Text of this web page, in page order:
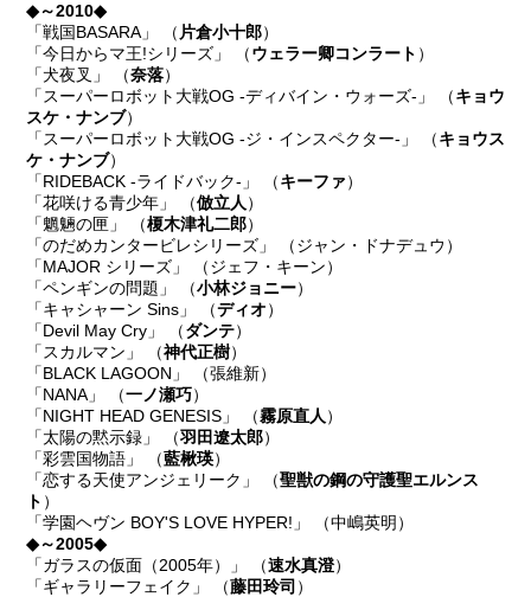
◆～2010◆
「戦国BASARA」 （ 片倉小十郎）
「今日からマ王!シリーズ」 （ウェラー卿コンラート ）
「犬夜叉」 （奈落）
「スーパーロボット大戦OG -ディバイン・ウォーズ-」 （キョウ
スケ・ナンブ）
「スーパーロボット大戦OG -ジ・インスペクター-」 （キョウス
ケ・ナンブ）
「RIDEBACK -ライドバック-」 （キーファ）
「花咲ける青少年」 （倣立人 ）
「魍魎の匣」 （榎木津礼二郎）
「のだめカンタービレシリーズ」 （ジャン・ドナデュウ）
「MAJOR シリーズ」 （ジェフ・キーン）
「ペンギンの問題」 （小林ジョニー）
「キャシャーン Sins」 （ディオ）
「Devil May Cry」 （ダンテ）
「スカルマン」 （神代正樹）
「BLACK LAGOON」 （張維新）
「NANA」 （一ノ瀬巧）
「NIGHT HEAD GENESIS」 （霧原直人 ）
「太陽の黙示録」 （羽田遼太郎）
「彩雲国物語」 （藍楸瑛）
「恋する天使アンジェリーク」 （聖獣の鋼の守護聖エルンス
ト ）
「学園ヘヴン BOY'S LOVE HYPER!」 （中嶋英明）
◆～2005◆
「ガラスの仮面（2005年）」 （速水真澄）
「ギャラリーフェイク」 （藤田玲司 ）